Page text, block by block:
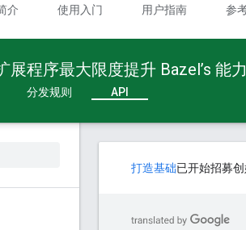
介 使用入门 用户指南 参
展程序最大限度提升 Bazel’s 能
分发规则 API
打造基础已开始招募